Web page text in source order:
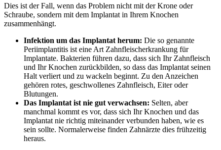
Dies ist der Fall, wenn das Problem nicht mit der Krone oder
Schraube, sondern mit dem Implantat in Ihrem Knochen
zusammenhängt.
Infektion um das Implantat herum: Die so genannte
Periimplantitis ist eine Art Zahnfleischerkrankung für
Implantate. Bakterien führen dazu, dass sich Ihr Zahnfleisch
und Ihr Knochen zurückbilden, so dass das Implantat seinen
Halt verliert und zu wackeln beginnt. Zu den Anzeichen
gehören rotes, geschwollenes Zahnfleisch, Eiter oder
Blutungen.
Das Implantat ist nie gut verwachsen: Selten, aber
manchmal kommt es vor, dass sich Ihr Knochen und das
Implantat nie richtig miteinander verbunden haben, wie es
sein sollte. Normalerweise finden Zahnärzte dies frühzeitig
heraus.